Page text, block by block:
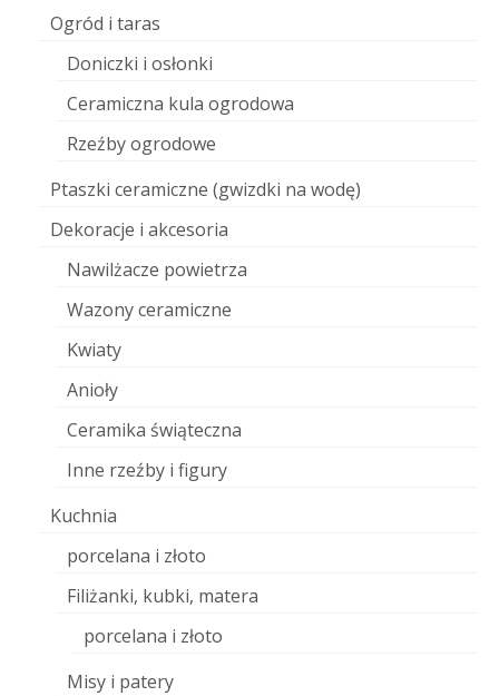
Ogród i taras
Doniczki i osłonki
Ceramiczna kula ogrodowa
Rzeźby ogrodowe
Ptaszki ceramiczne (gwizdki na wodę)
Dekoracje i akcesoria
Nawilżacze powietrza
Wazony ceramiczne
Kwiaty
Anioły
Ceramika świąteczna
Inne rzeźby i figury
Kuchnia
porcelana i złoto
Filiżanki, kubki, matera
porcelana i złoto
Misy i patery